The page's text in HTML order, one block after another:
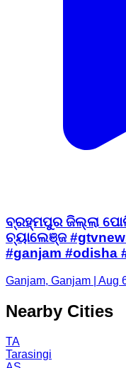
ବ୍ରହ୍ମପୁର ଜିଲ୍ଲା
ଚ୍ୟାଲେଞ୍ଜ
#ganjam #odisha
Ganjam, Ganjam | Aug
Nearby Cities
TA
Tarasingi